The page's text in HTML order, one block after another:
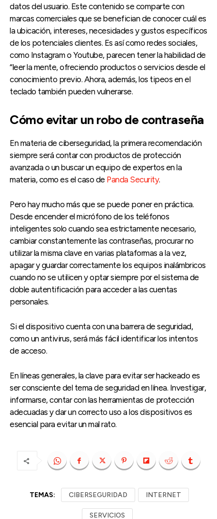
datos del usuario. Este contenido se comparte con
marcas comerciales que se benefician de conocer cuál es
la ubicación, intereses, necesidades y gustos específicos
de los potenciales clientes. Es así como redes sociales,
como Instagram o Youtube, parecen tener la habilidad de
“leer la mente, ofreciendo productos o servicios desde el
conocimiento previo. Ahora, además, los tipeos en el
teclado también pueden vulnerarse.
Cómo evitar un robo de contraseña
En materia de ciberseguridad, la primera recomendación
siempre será contar con productos de protección
avanzada o un buscar un equipo de expertos en la
materia, como es el caso de Panda Security.
Pero hay mucho más que se puede poner en práctica.
Desde encender el micrófono de los teléfonos
inteligentes solo cuando sea estrictamente necesario,
cambiar constantemente las contraseñas, procurar no
utilizar la misma clave en varias plataformas a la vez,
apagar y guardar correctamente los equipos inalámbricos
cuando no se utilicen y optar siempre por el sistema de
doble autentificación para acceder a las cuentas
personales.
Si el dispositivo cuenta con una barrera de seguridad,
como un antivirus, será más fácil identificar los intentos
de acceso.
En líneas generales, la clave para evitar ser hackeado es
ser consciente del tema de seguridad en línea. Investigar,
informarse, contar con las herramientas de protección
adecuadas y dar un correcto uso a los dispositivos es
esencial para evitar un mal rato.
TEMAS: CIBERSEGURIDAD INTERNET
SERVICIOS